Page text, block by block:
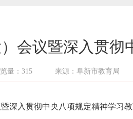
会议暨深入贯彻
量：315 来源：阜新市教育局
深入贯彻中央八项规定精神学习